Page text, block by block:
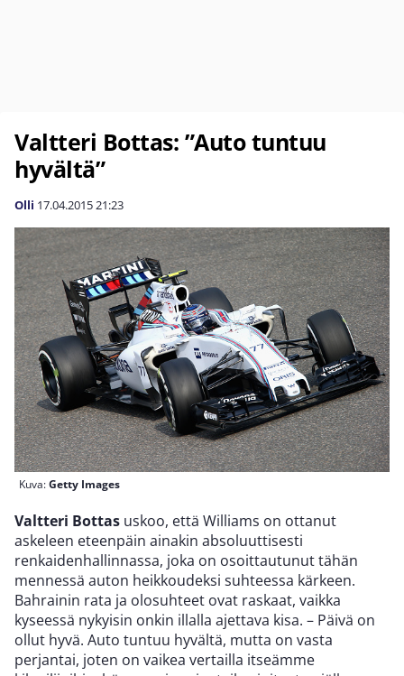
Valtteri Bottas: ”Auto tuntuu
hyvältä”
Olli 17.04.201521:23
Kuva:Getty Images
Valtteri Bottas uskoo, että Williams on ottanut
askeleen eteenpäin ainakin absoluuttisesti
renkaidenhallinnassa, joka on osoittautunut tähän
mennessä auton heikkoudeksi suhteessa kärkeen.
Bahrainin rata ja olosuhteet ovat raskaat, vaikka
kyseessä nykyisin onkin illalla ajettava kisa. – Päivä on
ollut hyvä. Auto tuntuu hyvältä, mutta on vasta
perjantai, joten on vaikea vertailla itseämme